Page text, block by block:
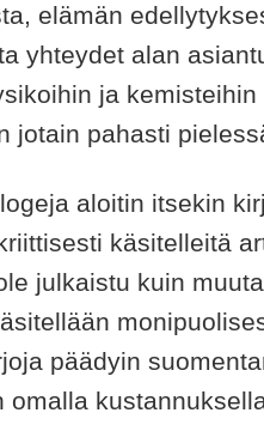
elämän
yhteydet alan
ja
jotain pahasti
aloitin itsekin
käsitelleitä
julkaistu kuin
päädyin
omalla